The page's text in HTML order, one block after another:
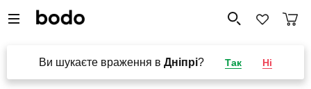
Ви шукаєте враження в Дніпрі? Так Ні